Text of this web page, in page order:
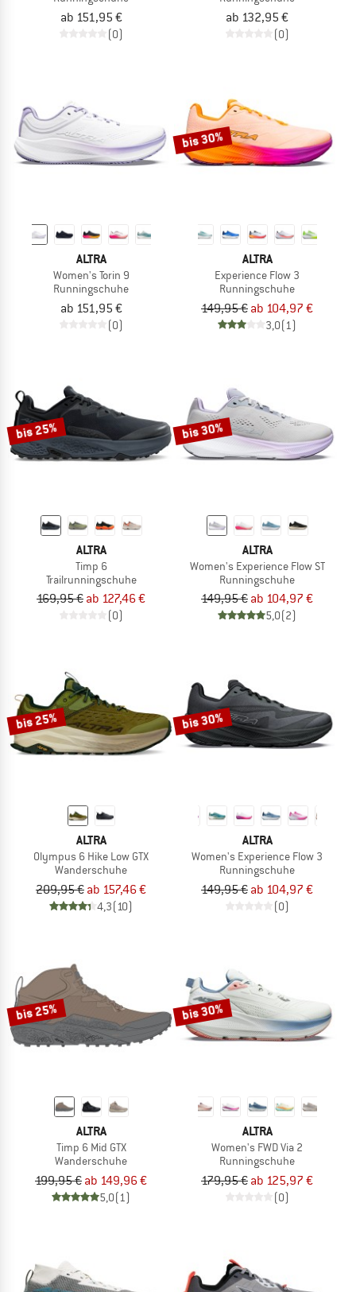
ab 151,95 €
(0)
ab 132,95 €
(0)
ALTRA
Women's Torin 9
Runningschuhe
ab 151,95 €
(0)
bis 30%
ALTRA
Experience Flow 3
Runningschuhe
149,95 € ab 104,97 €
3,0(1)
bis 25%
ALTRA
Timp 6
Trailrunningschuhe
169,95 € ab 127,46 €
(0)
bis 30%
ALTRA
Women's Experience Flow ST
Runningschuhe
149,95 € ab 104,97 €
5,0(2)
bis 25%
ALTRA
Olympus 6 Hike Low GTX
Wanderschuhe
209,95 € ab 157,46 €
4,3(10)
bis 30%
ALTRA
Women's Experience Flow 3
Runningschuhe
149,95 € ab 104,97 €
(0)
bis 25%
ALTRA
Timp 6 Mid GTX
Wanderschuhe
199,95 € ab 149,96 €
5,0(1)
bis 30%
ALTRA
Women's FWD Via 2
Runningschuhe
179,95 € ab 125,97 €
(0)